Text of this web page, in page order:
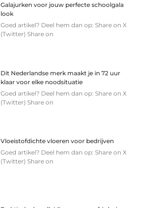
Galajurken voor jouw perfecte schoolgala
look
Goed artikel? Deel hem dan op: Share on X
(Twitter) Share on
Dit Nederlandse merk maakt je in 72 uur
klaar voor elke noodsituatie
Goed artikel? Deel hem dan op: Share on X
(Twitter) Share on
Vloeistofdichte vloeren voor bedrijven
Goed artikel? Deel hem dan op: Share on X
(Twitter) Share on